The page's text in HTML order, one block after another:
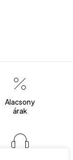
Alacsony
árak